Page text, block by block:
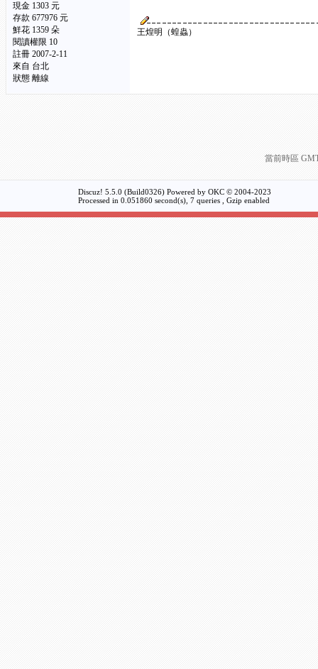
現金 1303 元
存款 677976 元
鮮花 1359 朵
閱讀權限 10
註冊 2007-2-11
來自 台北
狀態 離線
王煌明（蝗蟲）
當前時區
Discuz! 5.5.0 (Build0326) Powered by OKC © 2004-2023
Processed in 0.051860 second(s), 7 queries , Gzip enabled